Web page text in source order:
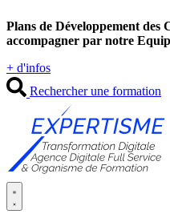
au
contenu
Plans de Développement des
accompagner par notre
+ d'infos
Rechercher une formation